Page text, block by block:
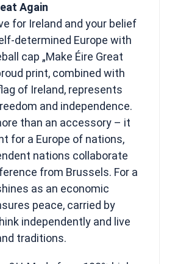
Again
for Ireland and your belief
determined Europe with
cap „Make Éire Great
print, combined with
of Ireland, represents
and independence.
than an accessory – it
for a Europe of nations,
nations collaborate
from Brussels. For a
as an economic
peace, carried by
independently and live
traditions.